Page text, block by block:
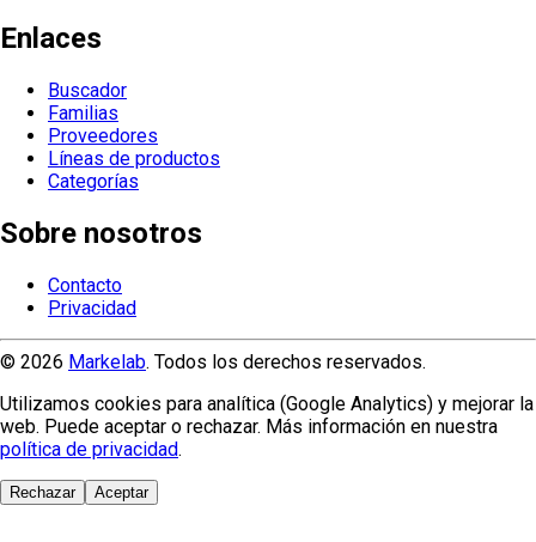
Enlaces
Buscador
Familias
Proveedores
Líneas de productos
Categorías
Sobre nosotros
Contacto
Privacidad
© 2026 Markelab. Todos los derechos reservados.
Utilizamos cookies para analítica (Google Analytics) y mejorar la
web. Puede aceptar o rechazar. Más información en nuestra
política de privacidad.
Rechazar Aceptar